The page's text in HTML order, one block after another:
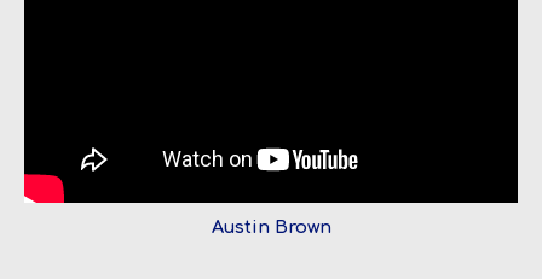
Austin Brown